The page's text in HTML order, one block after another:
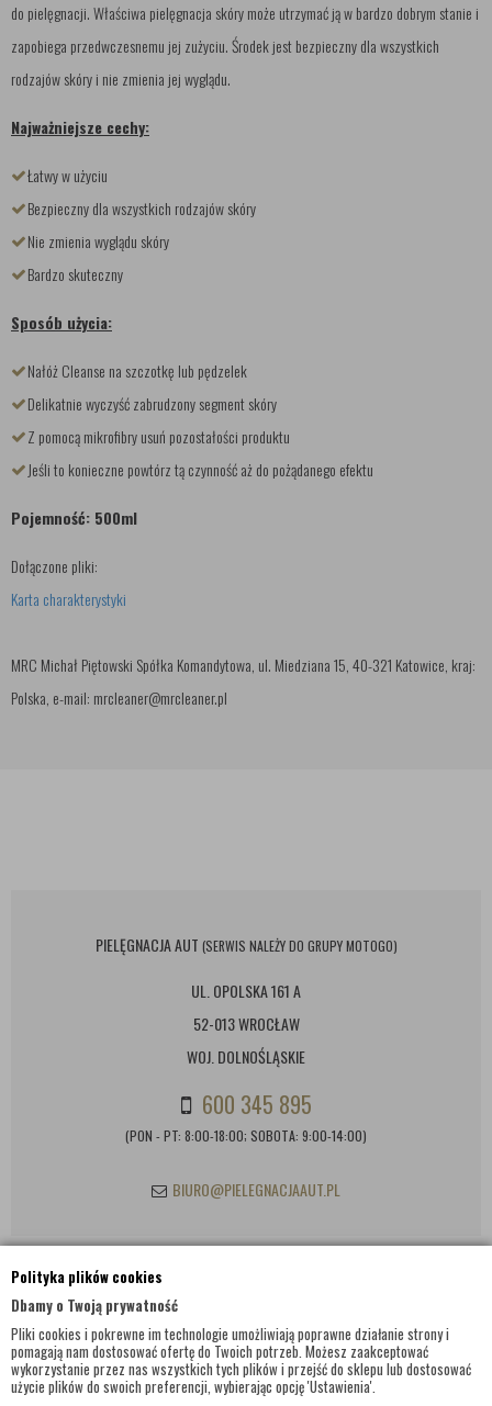
Polityka plików cookies
Dbamy o Twoją prywatność
Pliki cookies i pokrewne im technologie umożliwiają poprawne działanie strony i
pomagają nam dostosować ofertę do Twoich potrzeb. Możesz zaakceptować
wykorzystanie przez nas wszystkich tych plików i przejść do sklepu lub dostosować
użycie plików do swoich preferencji, wybierając opcję 'Ustawienia'.
do pielęgnacji. Właściwa pielęgnacja skóry może utrzymać ją w bardzo dobrym stanie i
zapobiega przedwczesnemu jej zużyciu. Środek jest bezpieczny dla wszystkich
rodzajów skóry i nie zmienia jej wyglądu.
Najważniejsze cechy:
Łatwy w użyciu
Bezpieczny dla wszystkich rodzajów skóry
Nie zmienia wyglądu skóry
Bardzo skuteczny
Sposób użycia:
Nałóż Cleanse na szczotkę lub pędzelek
Delikatnie wyczyść zabrudzony segment skóry
Z pomocą mikrofibry usuń pozostałości produktu
Jeśli to konieczne powtórz tą czynność aż do pożądanego efektu
Pojemność: 500ml
Dołączone pliki:
Karta charakterystyki
MRC Michał Piętowski Spółka Komandytowa, ul. Miedziana 15, 40-321 Katowice, kraj:
Polska, e-mail: mrcleaner@mrcleaner.pl
PIELĘGNACJA AUT (SERWIS NALEŻY DO GRUPY MOTOGO)
UL. OPOLSKA 161 A
52-013 WROCŁAW
WOJ. DOLNOŚLĄSKIE
600 345 895
(PON - PT: 8:00-18:00; SOBOTA: 9:00-14:00)
BIURO@PIELEGNACJAAUT.PL
INFORMACJE KONTAKTOWE